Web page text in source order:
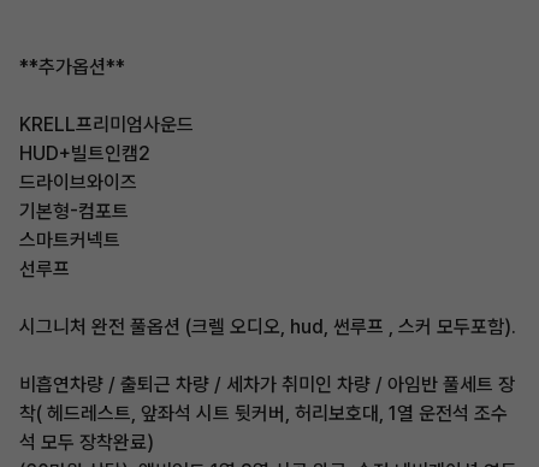
**추가옵션**
KRELL프리미엄사운드
HUD+빌트인캠2
드라이브와이즈
기본형-컴포트
스마트커넥트
선루프
시그니처 완전 풀옵션 (크렐 오디오, hud, 썬루프 , 스커 모두포함).
비흡연차량 / 출퇴근 차량 / 세차가 취미인 차량 / 아임반 풀세트 장
착( 헤드레스트, 앞좌석 시트 뒷커버, 허리보호대, 1열 운전석 조수
석 모두 장착완료)